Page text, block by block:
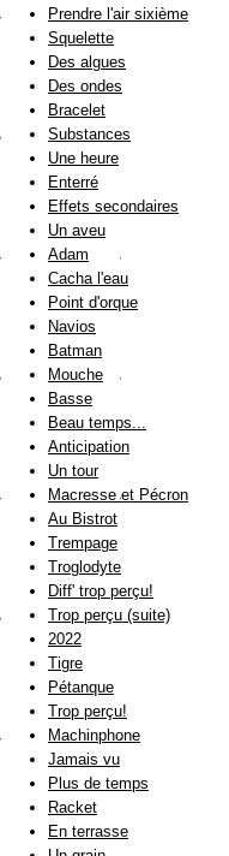
Prendre l'air sixième
Squelette
Des algues
Des ondes
Bracelet
Substances
Une heure
Enterré
Effets secondaires
Un aveu
Adam
Cacha l'eau
Point d'orque
Navios
Batman
Mouche
Basse
Beau temps...
Anticipation
Un tour
Macresse et Pécron
Au Bistrot
Trempage
Troglodyte
Diff' trop perçu!
Trop perçu (suite)
2022
Tigre
Pétanque
Trop perçu!
Machinphone
Jamais vu
Plus de temps
Racket
En terrasse